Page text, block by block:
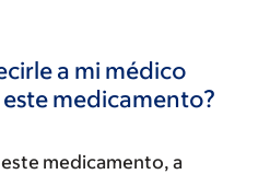
a mi médico
medicamento?
este medicamento, a